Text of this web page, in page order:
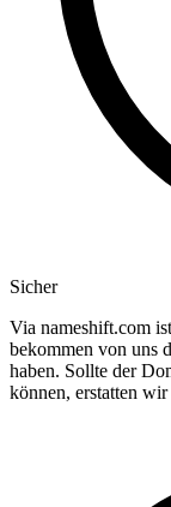
Sicher
Via nameshift.com
bekommen von uns
haben. Sollte der
können, erstatten